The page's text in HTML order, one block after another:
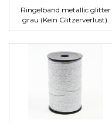
Ringelband metallic glitter
grau (Kein Glitzerverlust).